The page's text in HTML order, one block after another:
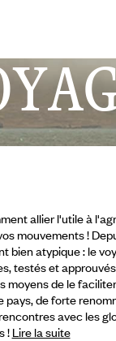
allier l'utile à
mouvements !
bien atypique : le
testés et
de le
de forte
avec les
! Lire la suite